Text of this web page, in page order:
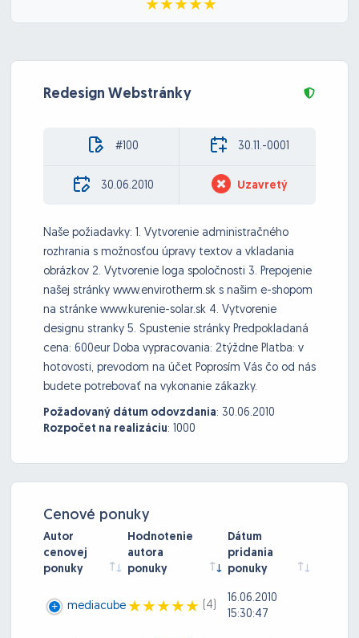
Redesign Webstránky
#100 30.11.-0001
30.06.2010 Uzavretý
Naše požiadavky: 1. Vytvorenie administračného
rozhrania s možnosťou úpravy textov a vkladania
obrázkov 2. Vytvorenie loga spoločnosti 3. Prepojenie
našej stránky www.envirotherm.sk s našim e-shopom
na stránke www.kurenie-solar.sk 4. Vytvorenie
designu stranky 5. Spustenie stránky Predpokladaná
cena: 600eur Doba vypracovania: 2týždne Platba: v
hotovosti, prevodom na účet Poprosím Vás čo od nás
budete potrebovať na vykonanie zákazky.
Požadovaný dátum odovzdania: 30.06.2010
Rozpočet na realizáciu: 1000
Cenové ponuky
Autor
cenovej
ponuky
Hodnotenie
autora
ponuky
Dátum
pridania
ponuky
mediacube (4)
16.06.2010
15:30:47